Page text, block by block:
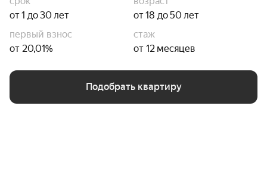
от 1 до 30 лет
от 18 до 50 лет
первый взнос
от 20,01%
стаж
от 12 месяцев
Подобрать квартиру